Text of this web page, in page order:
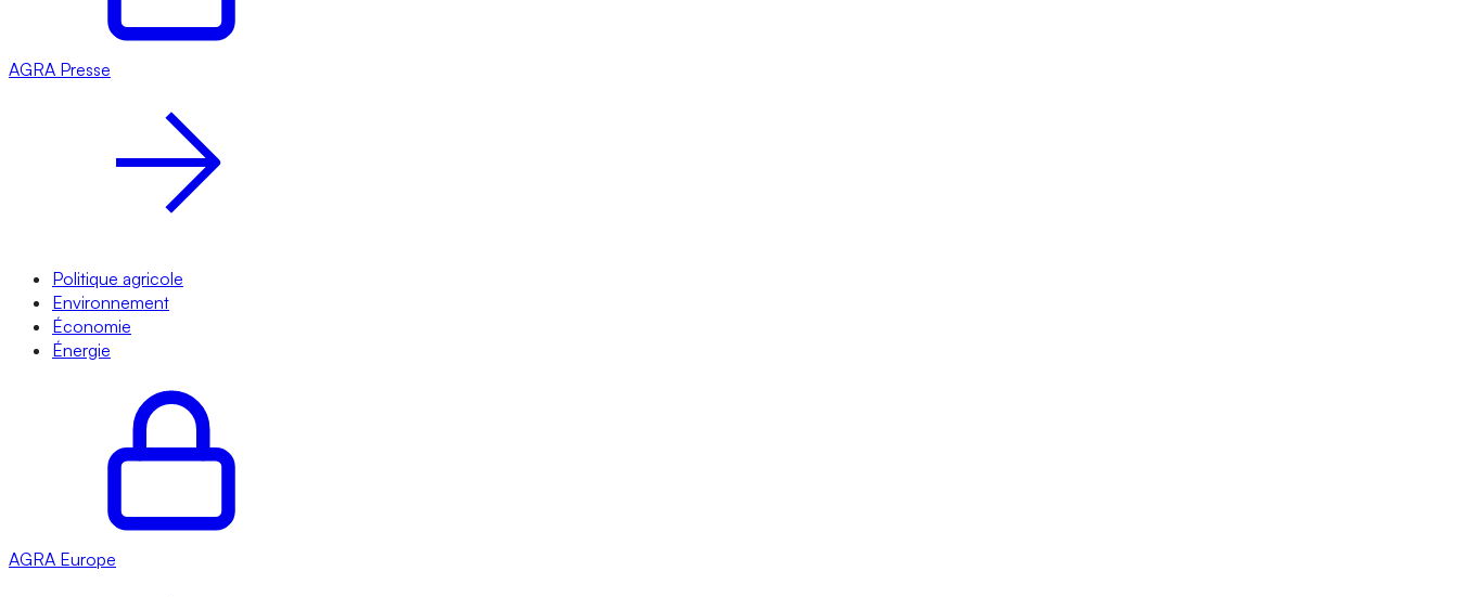
AGRA Presse
Politique agricole
Environnement
Économie
Énergie
AGRA Europe